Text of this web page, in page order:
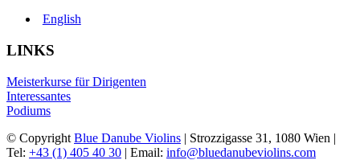
English
LINKS
Meisterkurse für Dirigenten
Interessantes
Podiums
© Copyright Blue Danube Violins | Strozzigasse 31, 1080 Wien |
Tel: +43 (1) 405 40 30 | Email: info@bluedanubeviolins.com